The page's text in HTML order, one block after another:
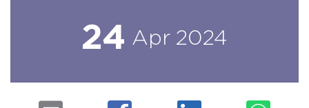
24 Apr 2024